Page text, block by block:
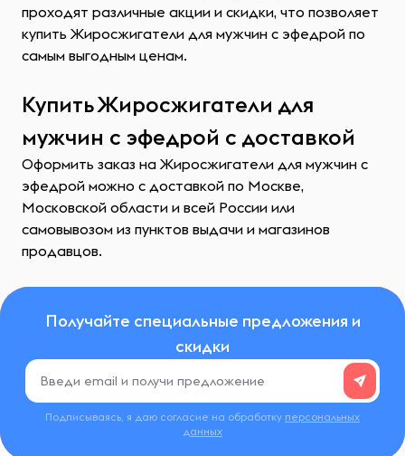
проходят различные акции и скидки, что позволяет
купить Жиросжигатели для мужчин с эфедрой по
самым выгодным ценам.
Купить Жиросжигатели для
мужчин с эфедрой с доставкой
Оформить заказ на Жиросжигатели для мужчин с
эфедрой можно с доставкой по Москве,
Московской области и всей России или
самовывозом из пунктов выдачи и магазинов
продавцов.
Получайте специальные предложения и
скидки
Подписываясь, я даю согласие на обработку персональных
данных